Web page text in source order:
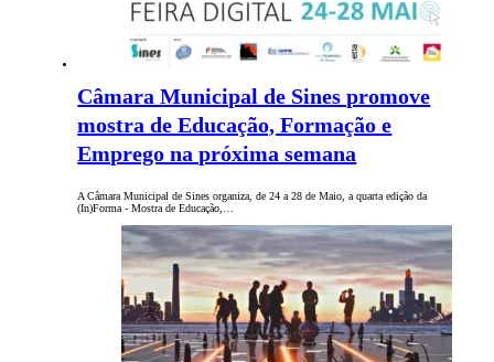
Câmara Municipal de Sines promove
mostra de Educação, Formação e
Emprego na próxima semana
A Câmara Municipal de Sines organiza, de 24 a 28 de Maio, a quarta edição da
(In)Forma - Mostra de Educação,…